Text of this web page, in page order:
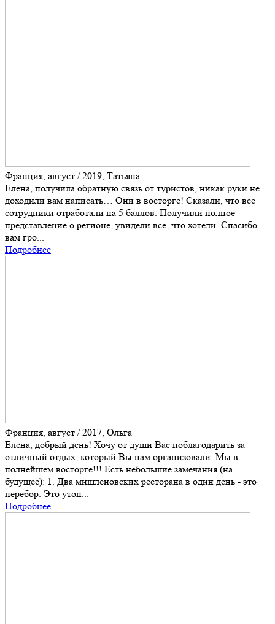
Франция, август / 2019, Татьяна
Елена, получила обратную связь от туристов, никак руки не
доходили вам написать… Они в восторге! Сказали, что все
сотрудники отработали на 5 баллов. Получили полное
представление о регионе, увидели всё, что хотели. Спасибо
вам гро...
Подробнее
Франция, август / 2017, Ольга
Елена, добрый день! Хочу от души Вас поблагодарить за
отличный отдых, который Вы нам организовали. Мы в
полнейшем восторге!!! Есть небольшие замечания (на
будущее): 1. Два мишленовских ресторана в один день - это
перебор. Это утон...
Подробнее